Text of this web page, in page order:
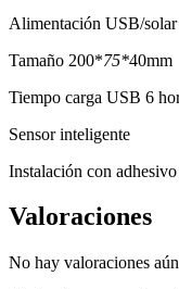
Alimentación USB/solar
Tamaño 200*75*40mm
Tiempo carga USB 6
Sensor inteligente
Instalación con adhesivo
Valoraciones
No hay valoraciones